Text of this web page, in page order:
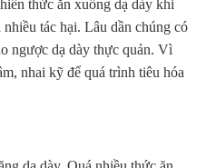
thức ăn xuống dạ dày khi
tác hại. Lâu dần chúng có
ngược dạ dày thực quản. Vì
nhai kỹ để quá trình tiêu hóa